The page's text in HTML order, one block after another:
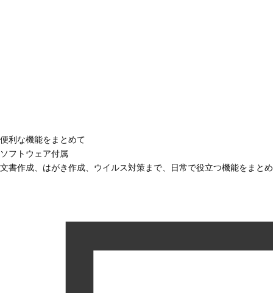
便利な機能をまとめて
ソフトウェア付属
文書作成、はがき作成、ウイルス対策まで、日常で役立つ機能をまと